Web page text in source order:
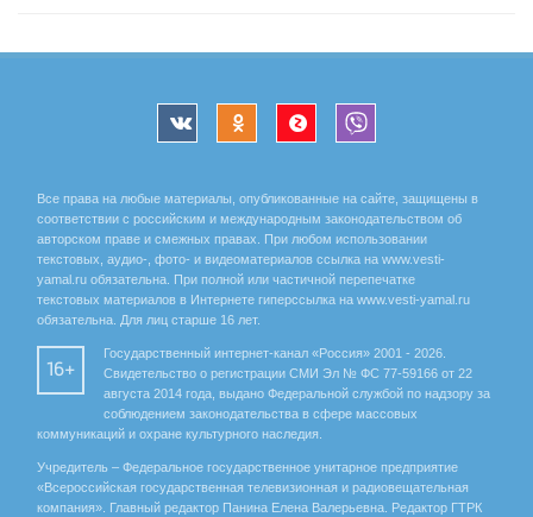
Все права на любые материалы, опубликованные на сайте, защищены в
соответствии с российским и международным законодательством об
авторском праве и смежных правах. При любом использовании
текстовых, аудио-, фото- и видеоматериалов ссылка на www.vesti-
yamal.ru обязательна. При полной или частичной перепечатке
текстовых материалов в Интернете гиперссылка на www.vesti-yamal.ru
обязательна. Для лиц старше 16 лет.
16+
Государственный интернет-канал «Россия» 2001 - 2026.
Свидетельство о регистрации СМИ Эл № ФС 77-59166 от 22
августа 2014 года, выдано Федеральной службой по надзору за
соблюдением законодательства в сфере массовых
коммуникаций и охране культурного наследия.
Учредитель – Федеральное государственное унитарное предприятие
«Всероссийская государственная телевизионная и радиовещательная
компания». Главный редактор Панина Елена Валерьевна. Редактор ГТРК